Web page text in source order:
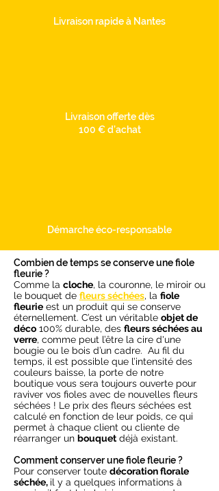
Livraison rapide à Nantes
Livraison offerte dès
100 € d’achat
Démarche éco-responsable
Combien de temps se conserve une fiole
fleurie ?
Comme la cloche, la couronne, le miroir ou
le bouquet de fleurs séchées, la fiole
fleurie est un produit qui se conserve
éternellement. C’est un véritable objet de
déco 100% durable, des fleurs séchées au
verre, comme peut l’être la cire d'une
bougie ou le bois d’un cadre. Au fil du
temps, il est possible que l’intensité des
couleurs baisse, la porte de notre
boutique vous sera toujours ouverte pour
raviver vos fioles avec de nouvelles fleurs
séchées ! Le prix des fleurs séchées est
calculé en fonction de leur poids, ce qui
permet à chaque client ou cliente de
réarranger un bouquetdéjà existant.
Comment conserver une fiole fleurie ?
Pour conserver toute décoration florale
séchée, il y a quelques informations à